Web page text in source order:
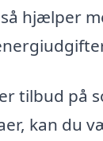
hjælper
tilbud på
kan du